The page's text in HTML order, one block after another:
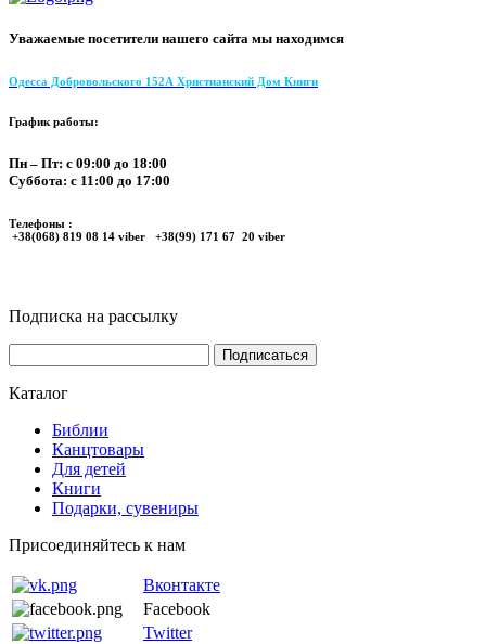
Уважаемые посетители нашего сайта мы находимся
Одесса Добровольского 152А Христианский Дом Книги
График работы:
Пн – Пт: с 09:00 до 18:00
Суббота: с 11:00 до 17:00
Телефоны :
+38(068) 819 08 14 viber +38(99) 171 67 20 viber
Подписка на рассылку
Каталог
Библии
Канцтовары
Для детей
Книги
Подарки, сувениры
Присоединяйтесь к нам
Вконтакте
Facebook
Twitter